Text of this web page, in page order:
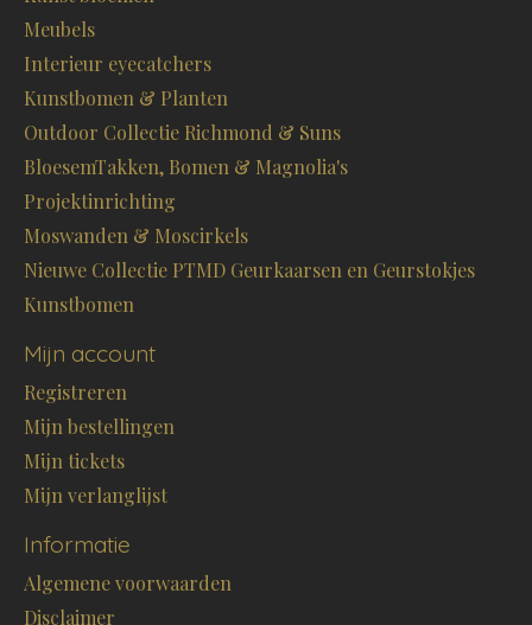
Meubels
Interieur eyecatchers
Kunstbomen & Planten
Outdoor Collectie Richmond & Suns
BloesemTakken, Bomen & Magnolia's
Projektinrichting
Moswanden & Moscirkels
Nieuwe Collectie PTMD Geurkaarsen en Geurstokjes
Kunstbomen
Mijn account
Registreren
Mijn bestellingen
Mijn tickets
Mijn verlanglijst
Informatie
Algemene voorwaarden
Disclaimer